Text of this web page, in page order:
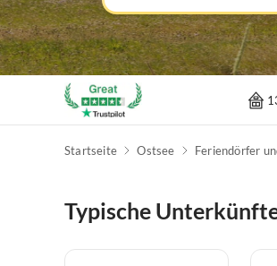
Startseite Ostsee Feriendörfer
Typische